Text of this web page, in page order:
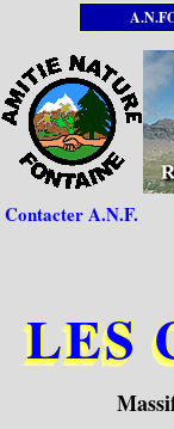
Contacter A.N.F.
LES